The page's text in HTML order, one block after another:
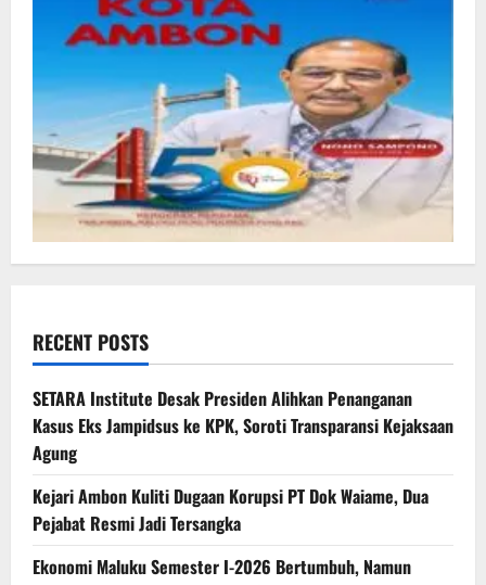
RECENT POSTS
SETARA Institute Desak Presiden Alihkan Penanganan
Kasus Eks Jampidsus ke KPK, Soroti Transparansi Kejaksaan
Agung
Kejari Ambon Kuliti Dugaan Korupsi PT Dok Waiame, Dua
Pejabat Resmi Jadi Tersangka
Ekonomi Maluku Semester I-2026 Bertumbuh, Namun